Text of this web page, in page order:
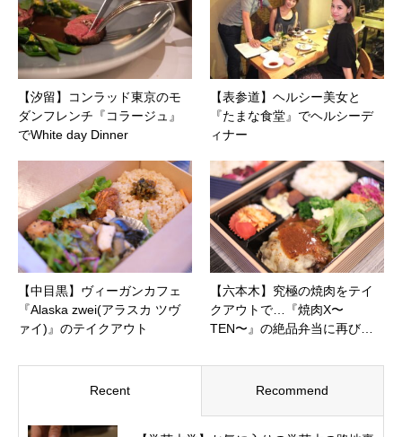
【汐留】コンラッド東京のモ
ダンフレンチ『コラージュ』
でWhite day Dinner
【表参道】ヘルシー美女と
『たまな食堂』でヘルシーデ
ィナー
【中目黒】ヴィーガンカフェ
『Alaska zwei(アラスカ ツヴ
ァイ)』のテイクアウト
【六本木】究極の焼肉をテイ
クアウトで…『焼肉X〜
TEN〜』の絶品弁当に再び…
Recent Recommend